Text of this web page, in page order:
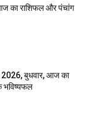
का राशिफल और पंचांग
बुधवार, आज का
भविष्यफल